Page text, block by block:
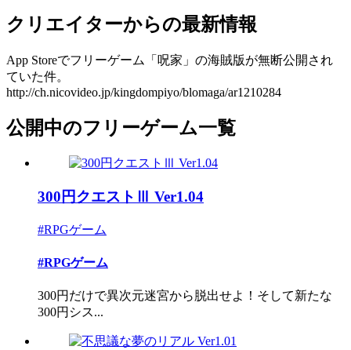
クリエイターからの最新情報
App Storeでフリーゲーム「呪家」の海賊版が無断公開され
ていた件。
http://ch.nicovideo.jp/kingdompiyo/blomaga/ar1210284
公開中のフリーゲーム一覧
300円クエストⅢ Ver1.04
#RPGゲーム
#RPGゲーム
300円だけで異次元迷宮から脱出せよ！そして新たな
300円シス...